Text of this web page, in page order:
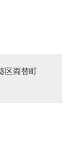
区両替町